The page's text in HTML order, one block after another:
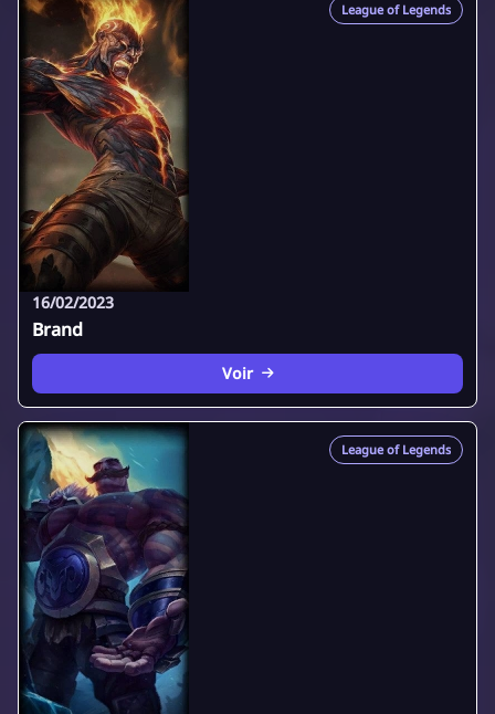
League of Legends
16/02/2023
Brand
Voir
League of Legends